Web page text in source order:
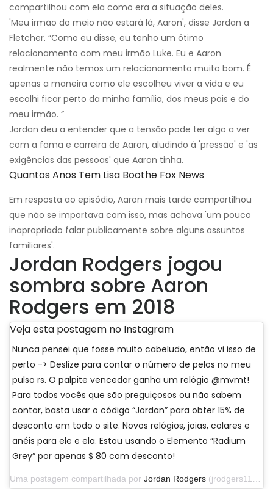
compartilhou com ela como era a situação deles.
'Meu irmão do meio não estará lá, Aaron', disse Jordan a
Fletcher. “Como eu disse, eu tenho um ótimo
relacionamento com meu irmão Luke. Eu e Aaron
realmente não temos um relacionamento muito bom. É
apenas a maneira como ele escolheu viver a vida e eu
escolhi ficar perto da minha família, dos meus pais e do
meu irmão. ”
Jordan deu a entender que a tensão pode ter algo a ver
com a fama e carreira de Aaron, aludindo à 'pressão' e 'as
exigências das pessoas' que Aaron tinha.
Quantos Anos Tem Lisa Boothe Fox News
Em resposta ao episódio, Aaron mais tarde compartilhou
que não se importava com isso, mas achava 'um pouco
inapropriado falar publicamente sobre alguns assuntos
familiares'.
Jordan Rodgers jogou
sombra sobre Aaron
Rodgers em 2018
Veja esta postagem no Instagram
Nunca pensei que fosse muito cabeludo, então vi isso de
perto -> Deslize para contar o número de pelos no meu
pulso rs. O palpite vencedor ganha um relógio @mvmt!
Para todos vocês que são preguiçosos ou não sabem
contar, basta usar o código “Jordan” para obter 15% de
desconto em todo o site. Novos relógios, joias, colares e
anéis para ele e ela. Estou usando o Elemento “Radium
Grey” por apenas $ 80 com desconto!
Uma postagem compartilhada por Jordan Rodgers (jrodgers11) em 29 de setembro de 2019 às 13h07 PDT